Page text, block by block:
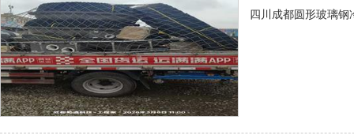
四川成都圆形玻璃